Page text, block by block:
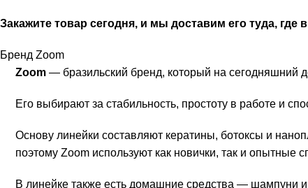
Закажите товар сегодня, и мы доставим его туда, где
Бренд Zoom
Zoom — бразильский бренд, который на сегодняшний
Его выбирают за стабильность, простоту в работе и
Основу линейки составляют кератины, ботоксы и
поэтому Zoom используют как новички, так и опытные
В линейке также есть домашние средства — шампуни